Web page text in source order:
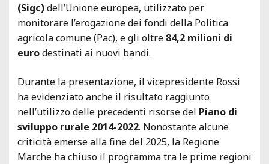
(Sigc)dell’Unione europea, utilizzato per
monitorare l’erogazione dei fondi della Politica
agricola comune (Pac), e gli oltre 84,2 milioni di
eurodestinati ai nuovi bandi.
Durante la presentazione, il vicepresidente Rossi
ha evidenziato anche il risultato raggiunto
nell’utilizzo delle precedenti risorse del Piano di
sviluppo rurale 2014-2022. Nonostante alcune
criticità emerse alla fine del 2025, la Regione
Marche ha chiuso il programma tra le prime regioni